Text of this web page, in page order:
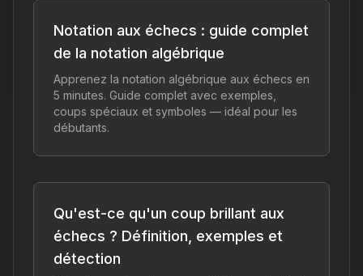
Notation aux échecs : guide complet
de la notation algébrique
Apprenez la notation algébrique aux échecs en
5 minutes. Guide complet avec exemples,
coups spéciaux et symboles — idéal pour les
débutants.
Qu'est-ce qu'un coup brillant aux
échecs ? Définition, exemples et
détection